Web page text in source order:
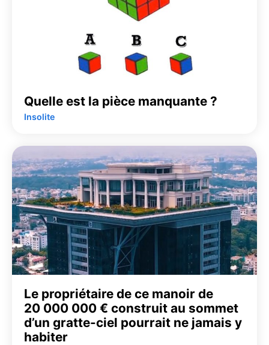
Quelle est la pièce manquante ?
Insolite
Le propriétaire de ce manoir de
20 000 000 € construit au sommet
d’un gratte-ciel pourrait ne jamais y
habiter